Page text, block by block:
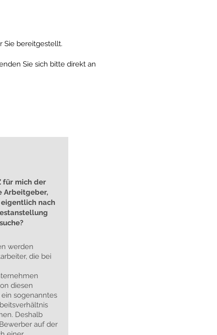
Sie bereitgestellt.
Sie sich bitte direkt an
für mich der
Arbeitgeber,
nach
suche?
werden
die bei
diesen
sogenanntes
Deshalb
auf der